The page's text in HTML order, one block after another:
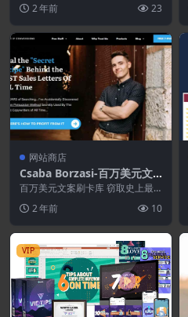
2 年前
23
网站商店
Csaba Borzasi-百万美元文
案刷卡图书馆
百万美元文案刷卡库 窃取史上最
的搜索……我 无...
2 年前 10
VIP